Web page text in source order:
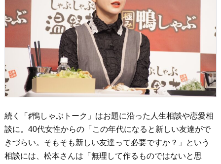
続く「♯鴨しゃぶトーク」はお題に沿った人生相談や恋愛相
談に。40代女性からの「この年代になると新しい友達がで
きづらい。そもそも新しい友達って必要ですか？」という
相談には、松本さんは「無理して作るものではないと思